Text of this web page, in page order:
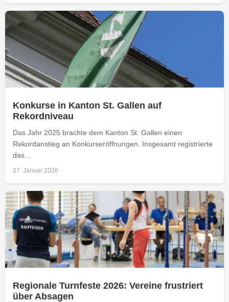
Konkurse in Kanton St. Gallen auf
Rekordniveau
Das Jahr 2025 brachte dem Kanton St. Gallen einen
Rekordanstieg an Konkurseröffnungen. Insgesamt registrierte
das...
27. Januar 2026
Regionale Turnfeste 2026: Vereine frustriert
über Absagen